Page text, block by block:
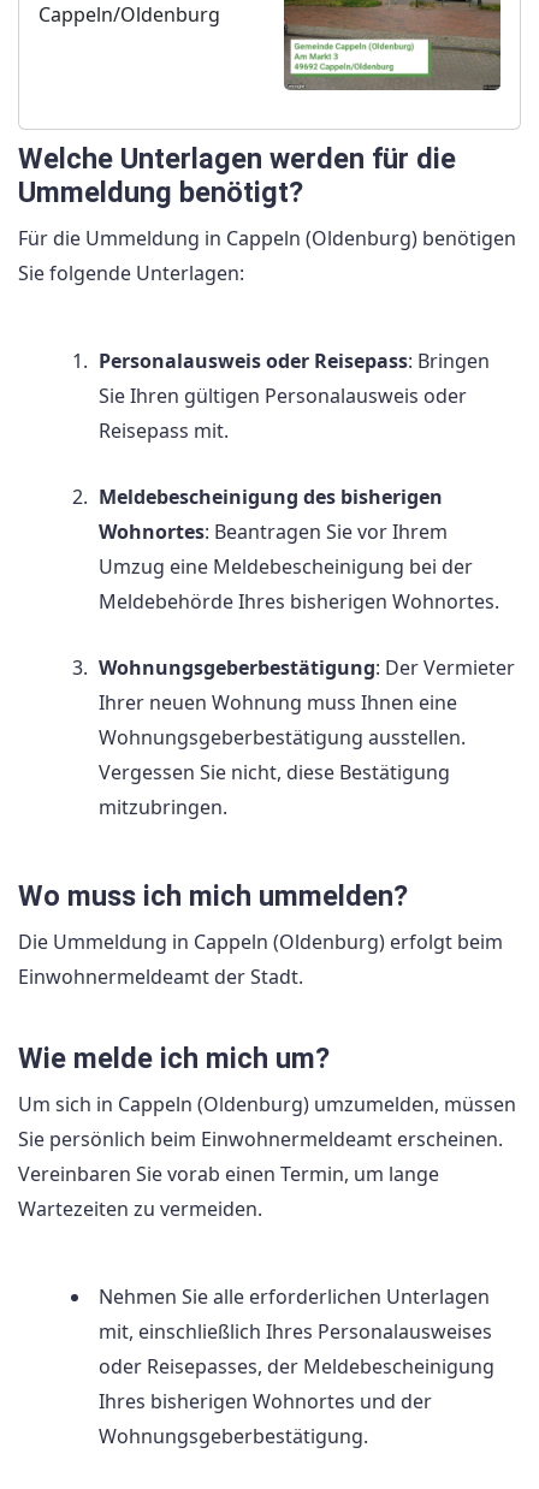
Cappeln/Oldenburg
Welche Unterlagen werden für die
Ummeldung benötigt?
Für die Ummeldung in Cappeln (Oldenburg) benötigen
Sie folgende Unterlagen:
Personalausweis oder Reisepass: Bringen
Sie Ihren gültigen Personalausweis oder
Reisepass mit.
Meldebescheinigung des bisherigen
Wohnortes: Beantragen Sie vor Ihrem
Umzug eine Meldebescheinigung bei der
Meldebehörde Ihres bisherigen Wohnortes.
Wohnungsgeberbestätigung: Der Vermieter
Ihrer neuen Wohnung muss Ihnen eine
Wohnungsgeberbestätigung ausstellen.
Vergessen Sie nicht, diese Bestätigung
mitzubringen.
Wo muss ich mich ummelden?
Die Ummeldung in Cappeln (Oldenburg) erfolgt beim
Einwohnermeldeamt der Stadt.
Wie melde ich mich um?
Um sich in Cappeln (Oldenburg) umzumelden, müssen
Sie persönlich beim Einwohnermeldeamt erscheinen.
Vereinbaren Sie vorab einen Termin, um lange
Wartezeiten zu vermeiden.
Nehmen Sie alle erforderlichen Unterlagen
mit, einschließlich Ihres Personalausweises
oder Reisepasses, der Meldebescheinigung
Ihres bisherigen Wohnortes und der
Wohnungsgeberbestätigung.